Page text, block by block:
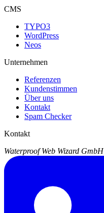
CMS
TYPO3
WordPress
Neos
Unternehmen
Referenzen
Kundenstimmen
Über uns
Kontakt
Spam Checker
Kontakt
Waterproof Web Wizard GmbH